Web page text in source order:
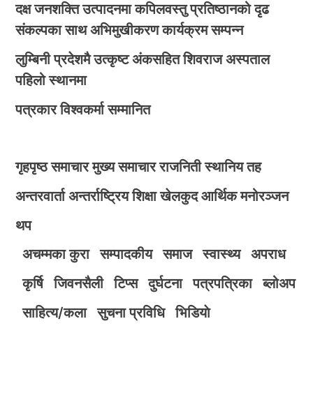
दक्ष जनशक्ति उत्पादनमा कपिलवस्तु प्रतिष्ठानको दृढ
संकल्पका साथ अभिमुखीकरण कार्यक्रम सम्पन्न
लुम्बिनी प्रदेशमै उत्कृष्ट अंकसहित शिवराज अस्पताल
पहिलो स्थानमा
पत्रकार विश्वकर्मा सम्मानित
गृहपृष्ठ समाचार मुख्य समाचार राजनिती स्थानिय तह
अन्तरवार्ता अन्तर्राष्ट्रिय शिक्षा खेलकुद आर्थिक मनोरञ्जन
थप
अचम्मका कुरा
सम्पादकीय समाज स्वास्थ्य
अपराध
कृर्षि
जिवनसैली टिप्स दुर्घटना पत्रपत्रिका
ब्लोअप
साहित्य/कला
सुचना प्रविधि भिडियाे